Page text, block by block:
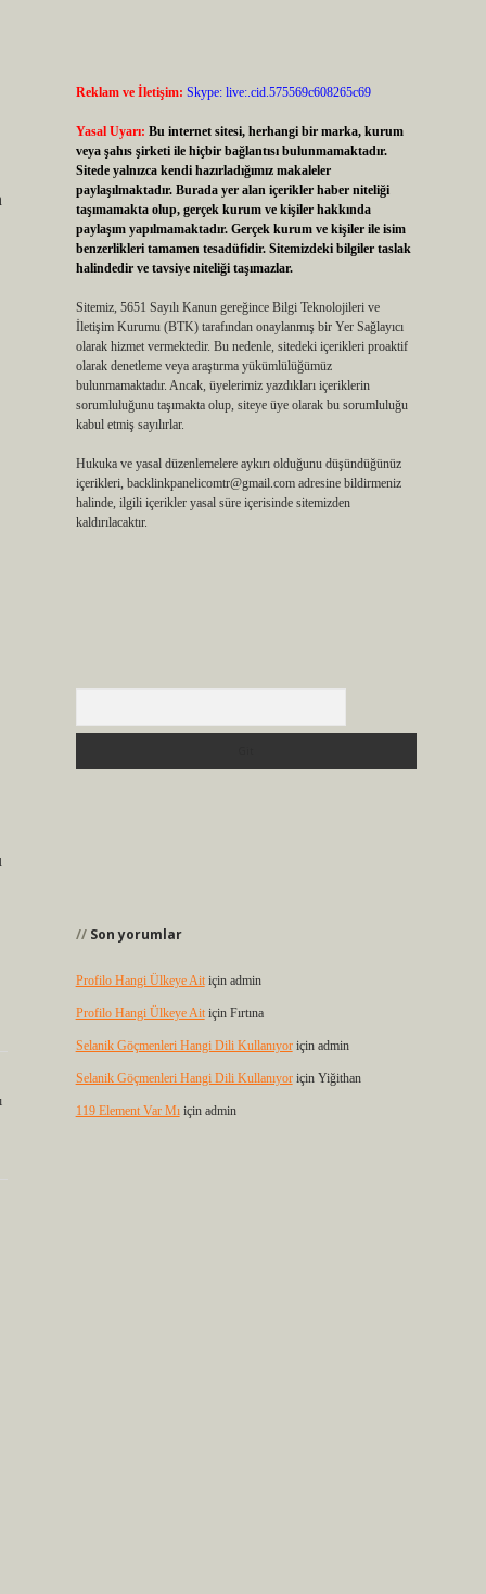
Reklam ve İletişim: Skype: live:.cid.575569c608265c69
Yasal Uyarı: Bu internet sitesi, herhangi bir marka, kurum
veya şahıs şirketi ile hiçbir bağlantısı bulunmamaktadır.
Sitede yalnızca kendi hazırladığımız makaleler
paylaşılmaktadır. Burada yer alan içerikler haber niteliği
taşımamakta olup, gerçek kurum ve kişiler hakkında
paylaşım yapılmamaktadır. Gerçek kurum ve kişiler ile isim
benzerlikleri tamamen tesadüfidir. Sitemizdeki bilgiler taslak
halindedir ve tavsiye niteliği taşımazlar.
Sitemiz, 5651 Sayılı Kanun gereğince Bilgi Teknolojileri ve
İletişim Kurumu (BTK) tarafından onaylanmış bir Yer Sağlayıcı
olarak hizmet vermektedir. Bu nedenle, sitedeki içerikleri proaktif
olarak denetleme veya araştırma yükümlülüğümüz
bulunmamaktadır. Ancak, üyelerimiz yazdıkları içeriklerin
sorumluluğunu taşımakta olup, siteye üye olarak bu sorumluluğu
kabul etmiş sayılırlar.
Hukuka ve yasal düzenlemelere aykırı olduğunu düşündüğünüz
içerikleri, backlinkpanelicomtr@gmail.comadresine bildirmeniz
halinde, ilgili içerikler yasal süre içerisinde sitemizden
kaldırılacaktır.
Son yorumlar
Profilo Hangi Ülkeye Aitiçin admin
Profilo Hangi Ülkeye Aitiçin Fırtına
Selanik Göçmenleri Hangi Dili Kullanıyoriçin admin
Selanik Göçmenleri Hangi Dili Kullanıyoriçin Yiğithan
119 Element Var Mıiçin admin